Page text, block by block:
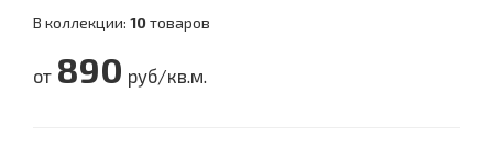
В коллекции: 10товаров
от 890 руб/кв.м.